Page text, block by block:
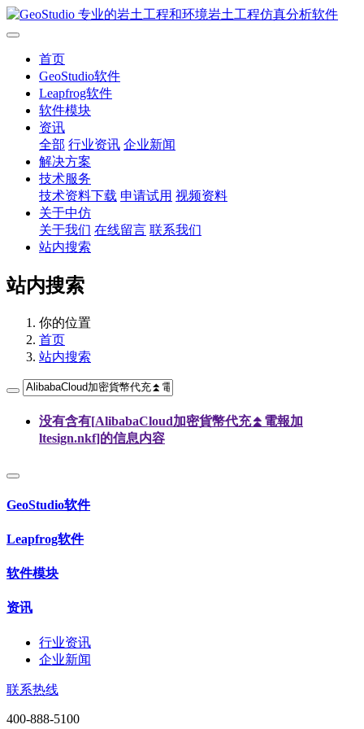
首页
GeoStudio软件
Leapfrog软件
软件模块
资讯
全部 行业资讯 企业新闻
解决方案
技术服务
技术资料下载 申请试用 视频资料
关于中仿
关于我们 在线留言 联系我们
站内搜索
站内搜索
你的位置
首页
站内搜索
没有含有[AlibabaCloud加密貨幣代充⏫️電報加
ltesign.nkf]的信息内容
GeoStudio软件
Leapfrog软件
软件模块
资讯
行业资讯
企业新闻
联系热线
400-888-5100